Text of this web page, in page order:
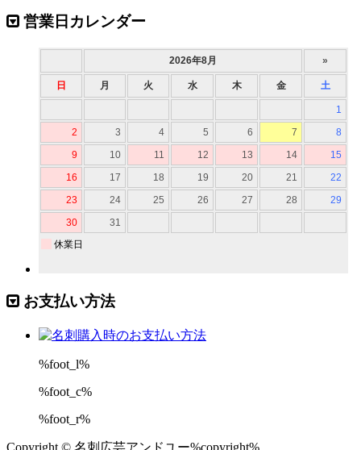
営業日カレンダー
お支払い方法
%foot_l%
%foot_c%
%foot_r%
Copyright © 名刺広芸アンドユー%copyright%